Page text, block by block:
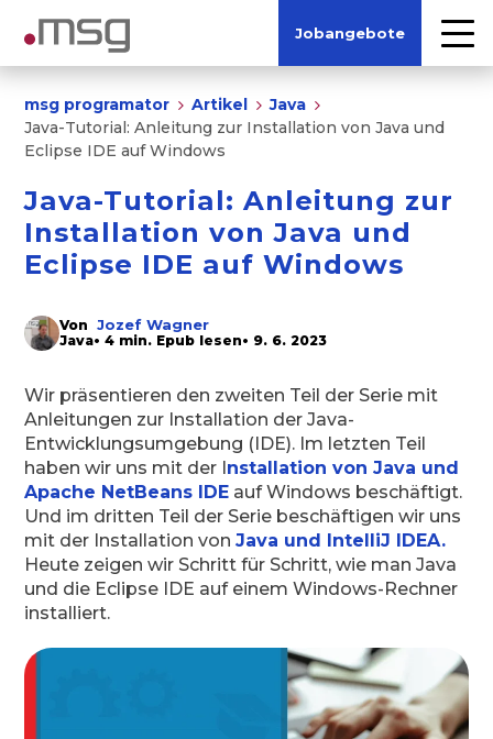
Jobangebote
msg programator Artikel
Java
Java-Tutorial: Anleitung zur Installation von Java und
Eclipse IDE auf Windows
Java-Tutorial: Anleitung zur
Installation von Java und
Eclipse IDE auf Windows
Von Jozef Wagner
Java• 4 min. Epub lesen• 9. 6. 2023
Wir präsentieren den zweiten Teil der Serie mit
Anleitungen zur Installation der Java-
Entwicklungsumgebung (IDE). Im letzten Teil
haben wir uns mit der Installation von Java und
Apache NetBeans IDE auf Windows beschäftigt.
Und im dritten Teil der Serie beschäftigen wir uns
mit der Installation vonJava und IntelliJ IDEA.
Heute zeigen wir Schritt für Schritt, wie man Java
und die Eclipse IDE auf einem Windows-Rechner
installiert.